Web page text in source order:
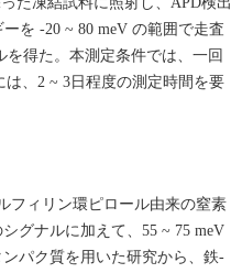
を -20 ~ 80 meV の範囲で走査
を得た。本測定条件では、一回
、2 ~ 3日程度の測定時間を要
フィリン環ピロール由来の窒素
グナルに加えて、55 ~ 75 meV
パク質を用いた研究から、鉄-